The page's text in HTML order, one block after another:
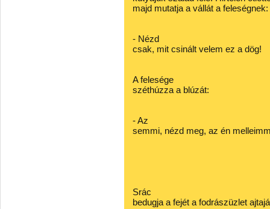
majd mutatja a vállát a feleségnek:
- Nézd
csak, mit csinált velem ez a dög!
A felesége
széthúzza a blúzát:
- Az
semmi, nézd meg, az én
Srác
bedugja a fejét a fodrászüzlet